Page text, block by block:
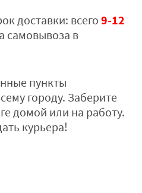
доставки: всего 9-12
самовывоза в
пункты
городу. Заберите
домой или на работу.
курьера!